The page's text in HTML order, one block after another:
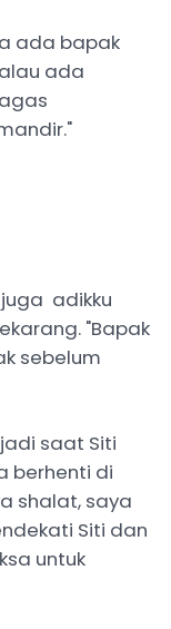
ada bapak
ada
adikku
"Bapak
sebelum
saat Siti
berhenti di
shalat, saya
Siti dan
untuk